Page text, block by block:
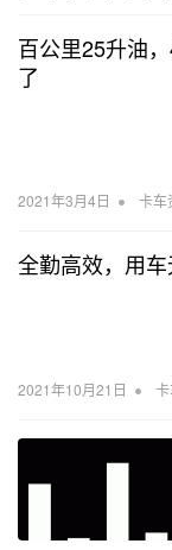
百公里25升油
了
2021年3月4日 • 卡车
全勤高效，用车
2021年10月21日 •